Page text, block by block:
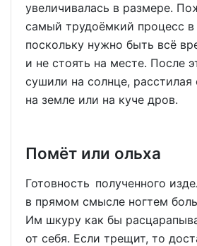
увеличивалась в размере.
самый трудоёмкий процесс в
поскольку нужно быть всё
и не стоять на месте. После
сушили на солнце, расстилая
на земле или на куче дров.
Помёт или ольха
Готовность полученного
в прямом смысле ногтем
Им шкуру как бы
от себя. Если трещит, то